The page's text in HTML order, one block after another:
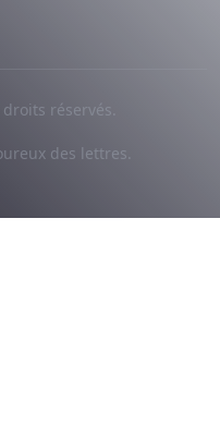
réservés.
des lettres.